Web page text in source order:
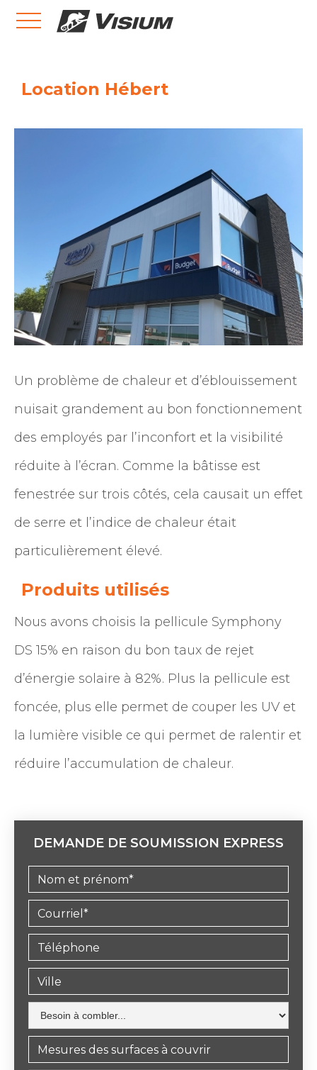
Location Hébert
Un problème de chaleur et d’éblouissement
nuisait grandement au bon fonctionnement
des employés par l’inconfort et la visibilité
réduite à l’écran. Comme la bâtisse est
fenestrée sur trois côtés, cela causait un effet
de serre et l’indice de chaleur était
particulièrement élevé.
Produits utilisés
Nous avons choisis la pellicule Symphony
DS 15% en raison du bon taux de rejet
d’énergie solaire à 82%. Plus la pellicule est
foncée, plus elle permet de couper les UV et
la lumière visible ce qui permet de ralentir et
réduire l’accumulation de chaleur.
DEMANDE DE SOUMISSION EXPRESS